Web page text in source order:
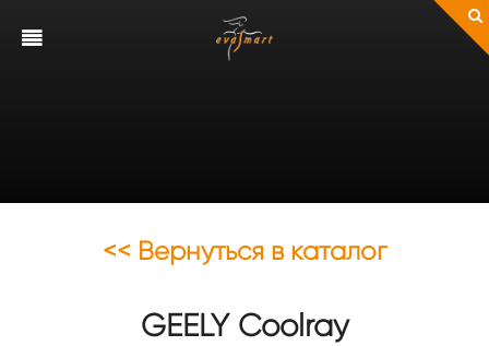
<< Вернуться в каталог
GEELYCoolray